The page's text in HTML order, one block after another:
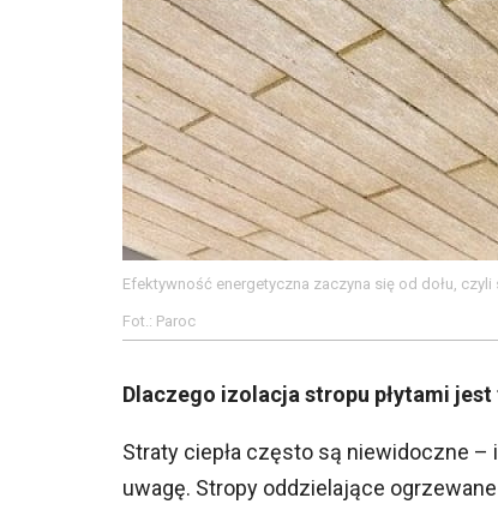
Efektywność energetyczna zaczyna się od dołu, czyli
Fot.: Paroc
Dlaczego izolacja stropu płytami jest
Straty ciepła często są niewidoczne
uwagę. Stropy oddzielające